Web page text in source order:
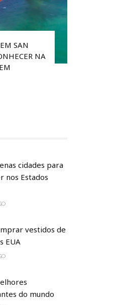
SAN
NA
cidades para
nos Estados
vestidos de
EUA
do mundo